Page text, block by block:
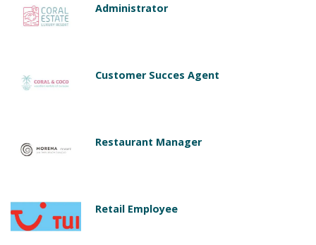
Administrator
Customer Succes Agent
Restaurant Manager
Retail Employee